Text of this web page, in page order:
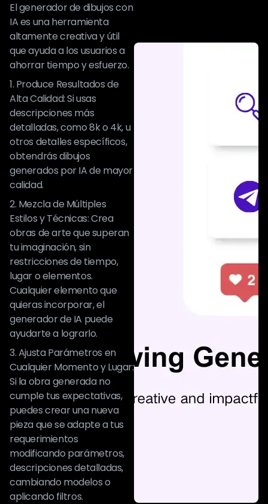
El generador de dibujos con
IA es una herramienta
altamente creativa y útil
que ayuda a los usuarios a
ahorrar tiempo y esfuerzo.
1. Produce Resultados de
Alta Calidad: Si usas
descripciones más
detalladas, como 8k o 4k, u
otros detalles específicos,
obtendrás dibujos
generados por IA de mayor
calidad.
2. Mezcla de Múltiples
Estilos y Técnicas: Crea
obras de arte que superan
tu imaginación, sin
restricciones de tiempo,
lugar o elementos.
Cualquier elemento que
quieras incorporar, el
generador de IA puede
ayudarte a lograrlo.
3. Ajusta Parámetros en
Cualquier Momento y Lugar:
Si la obra generada no
cumple tus expectativas,
puedes crear una nueva
pieza que se adapte a tus
requerimientos
modificando parámetros,
descripciones detalladas,
cambiando modelos o
aplicando filtros.